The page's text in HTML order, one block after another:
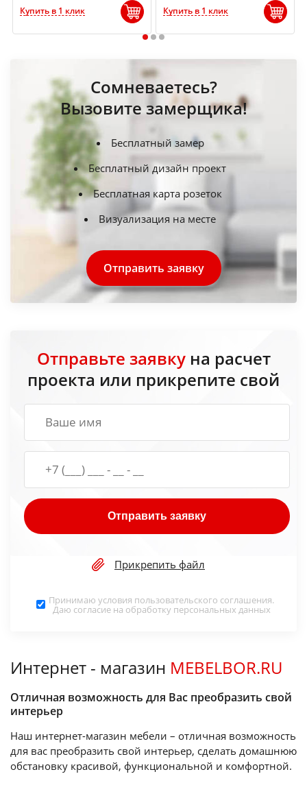
Купить в 1 клик Купить в 1 клик
1 2 3
Сомневаетесь?
Вызовите замерщика!
Бесплатный замер
Бесплатный дизайн проект
Бесплатная карта розеток
Визуализация на месте
Отправить заявку
Отправьте заявкуна расчет
проекта или прикрепите свой
Отправить заявку
Прикрепить файл
Принимаю условия пользовательского соглашения.
Даю согласие на обработку персональных данных
Интернет - магазин MEBELBOR.RU
Отличная возможность для Вас преобразить свой
интерьер
Наш интернет-магазин мебели – отличная возможность
для вас преобразить свой интерьер, сделать домашнюю
обстановку красивой, функциональной и комфортной.